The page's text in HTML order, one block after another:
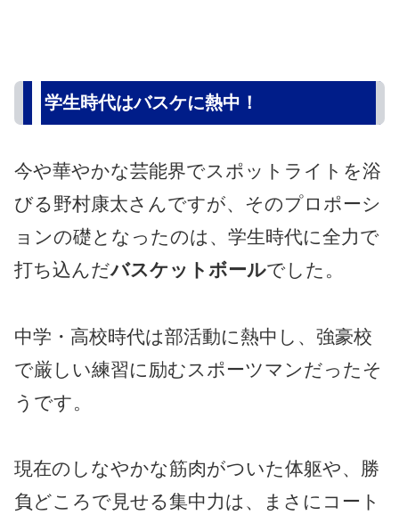
学生時代はバスケに熱中！
今や華やかな芸能界でスポットライトを浴
びる野村康太さんですが、そのプロポーシ
ョンの礎となったのは、学生時代に全力で
打ち込んだバスケットボールでした。
中学・高校時代は部活動に熱中し、強豪校
で厳しい練習に励むスポーツマンだったそ
うです。
現在のしなやかな筋肉がついた体躯や、勝
負どころで見せる集中力は、まさにコート